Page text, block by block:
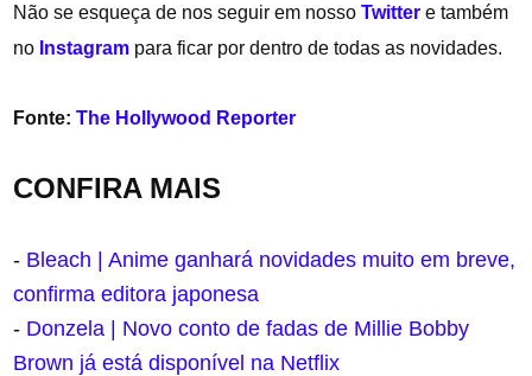
Não se esqueça de nos seguir em nossoTwitter e também
no Instagram para ficar por dentro de todas as novidades.
Fonte:The Hollywood Reporter
CONFIRA MAIS
- Bleach | Anime ganhará novidades muito em breve,
confirma editora japonesa
- Donzela | Novo conto de fadas de Millie Bobby
Brown já está disponível na Netflix